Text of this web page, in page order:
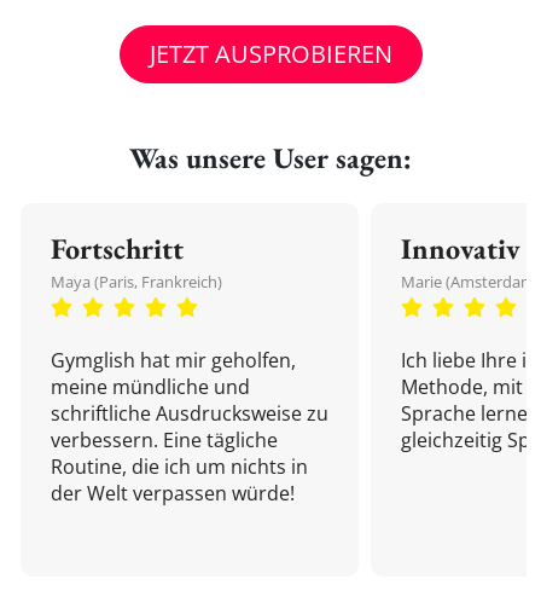
JETZT AUSPROBIEREN
Was unsere User sagen:
Fortschritt
Maya (Paris, Frankreich)
Gymglish hat mir geholfen,
meine mündliche und
schriftliche Ausdrucksweise zu
verbessern. Eine tägliche
Routine, die ich um nichts in
der Welt verpassen würde!
Innovativ
Marie
Ich liebe Ihre
Methode, mit
Sprache
gleichzeitig